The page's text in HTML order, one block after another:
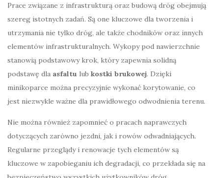
Prace związane z infrastrukturą oraz budową dróg obejmują
szereg istotnych zadań. Są one kluczowe dla tworzenia i
utrzymania nie tylko dróg, ale także chodników oraz innych
elementów infrastrukturalnych. Wykopy pod nawierzchnie
stanowią podstawowy krok, który zapewnia solidną
podstawę dla asfaltu lub kostki brukowej. Dzięki
minikoparce można precyzyjnie wykonać korytowanie, co
jest niezwykle ważne dla prawidłowego odwodnienia terenu.
Nie można również zapomnieć o pracach naprawczych
dotyczących zarówno jezdni, jak i rowów odwadniających.
Regularne przeglądy i renowacje tych elementów są
kluczowe w zapobieganiu ich degradacji, co przekłada się na